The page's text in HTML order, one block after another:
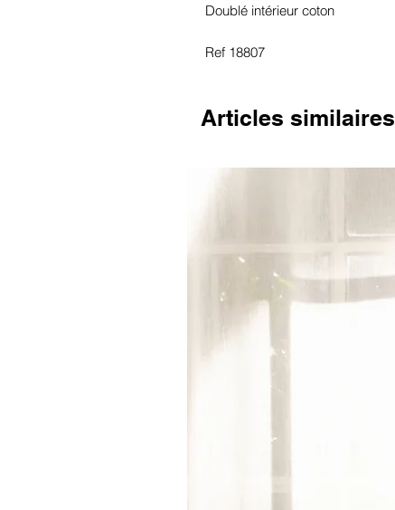
Doublé intérieur coton
Ref 18807
Articles similaires